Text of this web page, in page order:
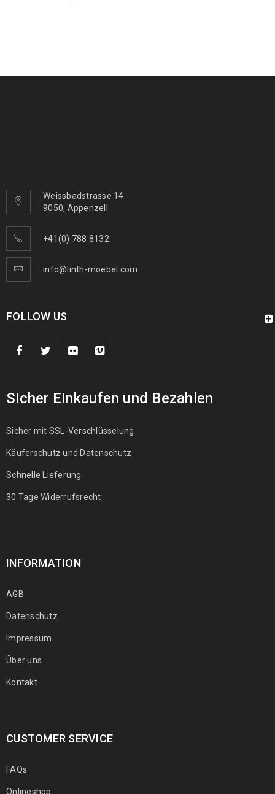
Weissbadstrasse 14
9050, Appenzell
+41(0) 788 8132
info@linth-moebel.com
FOLLOW US
Sicher Einkaufen und Bezahlen
Sicher mit SSL-Verschlüsselung
Käuferschutz und Datenschutz
Schnelle Lieferung
30 Tage Widerrufsrecht
INFORMATION
AGB
Datenschutz
Impressum
Über uns
Kontakt
CUSTOMER SERVICE
FAQs
Onlineshop